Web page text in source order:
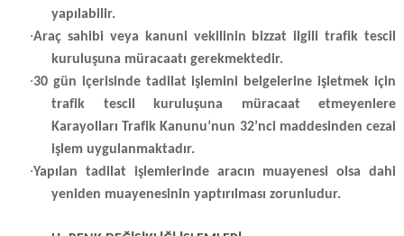
yapılabilir.
·Araç sahibi veya kanuni vekilinin bizzat ilgili trafik tescil
kuruluşuna müracaatı gerekmektedir.
·30 gün içerisinde tadilat işlemini belgelerine işletmek için
trafik tescil kuruluşuna müracaat etmeyenlere
Karayolları Trafik Kanunu’nun 32’nci maddesinden cezai
işlem uygulanmaktadır.
·Yapılan tadilat işlemlerinde aracın muayenesi olsa dahi
yeniden muayenesinin yaptırılması zorunludur.